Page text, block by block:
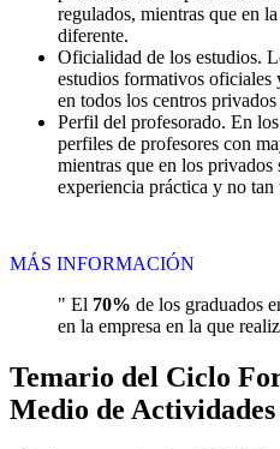
regulados, mientras que en
diferente.
Oficialidad de los estudios.
estudios formativos oficiales
en todos los centros privados
Perfil del profesorado. En
perfiles de profesores con
mientras que en los
experiencia práctica y no tan
MÁS INFORMACIÓN
" El 70% de los graduados
en la empresa en la que
Temario del Ciclo
Medio de